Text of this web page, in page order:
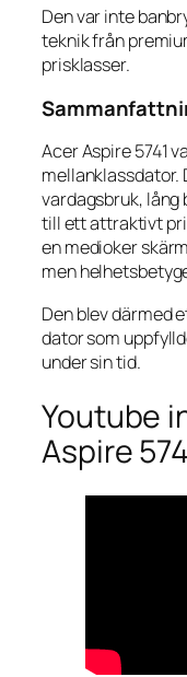
Den var inte
teknik från
prisklasser.
Acer Aspire 5741
mellanklassdator.
vardagsbruk,
till ett attraktivt
en medioker
men
Den blev därmed
dator som
under sin tid.
Youtube
Aspire